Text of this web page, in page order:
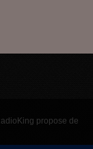
propose de